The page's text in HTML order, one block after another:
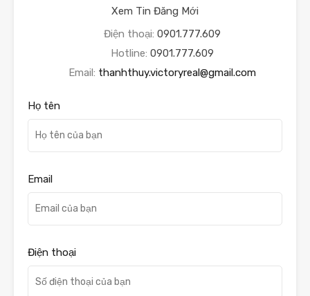
Xem Tin Đăng Mới
Điện thoại: 0901.777.609
Hotline: 0901.777.609
Email: thanhthuy.victoryreal@gmail.com
Họ tên
Email
Điện thoại